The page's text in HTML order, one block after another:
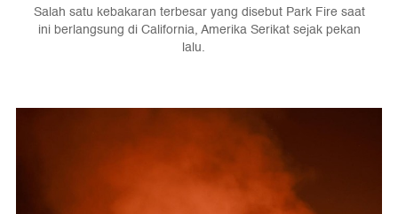
Salah satu kebakaran terbesar yang disebut Park Fire saat
ini berlangsung di California, Amerika Serikat sejak pekan
lalu.